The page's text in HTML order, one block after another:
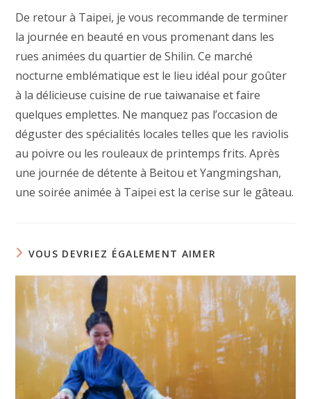
De retour à Taipei, je vous recommande de terminer
la journée en beauté en vous promenant dans les
rues animées du quartier de Shilin. Ce marché
nocturne emblématique est le lieu idéal pour goûter
à la délicieuse cuisine de rue taiwanaise et faire
quelques emplettes. Ne manquez pas l’occasion de
déguster des spécialités locales telles que les raviolis
au poivre ou les rouleaux de printemps frits. Après
une journée de détente à Beitou et Yangmingshan,
une soirée animée à Taipei est la cerise sur le gâteau.
VOUS DEVRIEZ ÉGALEMENT AIMER